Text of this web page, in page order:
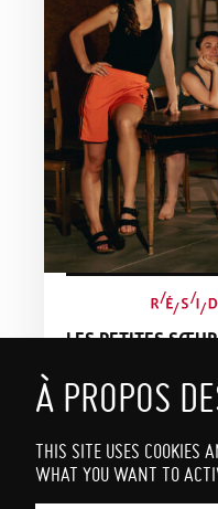
THIS SITE USES COOKIES
WHAT YOU WANT TO
LES PETITES
[création 2026]
Du 11 au 12/05